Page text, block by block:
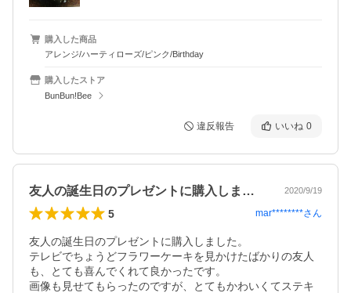
購入した商品
アレンジ/ハーティローズ/ピンク/Birthday
購入したストア
BunBun!Bee
違反報告 いいね 0
友人の誕生日のプレゼントに購入しました… 2020/9/19
5 mar********さん
友人の誕生日のプレゼントに購入しました。
テレビでちょうどフラワーケーキを見かけたばかりの友人
も、とても喜んでくれて良かったです。
画像も見せてもらったのですが、とてもかわいくてステキ